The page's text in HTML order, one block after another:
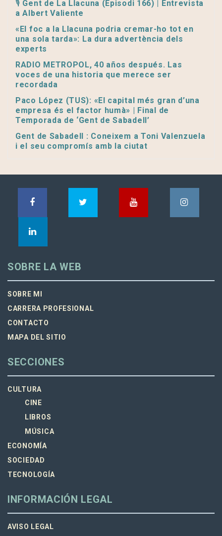
🎙️ Gent de La Llacuna (Episodi 166) | Entrevista
a Albert Valiente
«El foc a la Llacuna podria cremar-ho tot en
una sola tarda»: La dura advertència dels
experts
RADIO METROPOL, 40 años después. Las
voces de una historia que merece ser
recordada
Paco López (TUS): «El capital més gran d’una
empresa és el factor humà» | Final de
Temporada de ‘Gent de Sabadell’
Gent de Sabadell : Coneixem a Toni Valenzuela
i el seu compromís amb la ciutat
SOBRE LA WEB
SOBRE MI
CARRERA PROFESIONAL
CONTACTO
MAPA DEL SITIO
SECCIONES
CULTURA
CINE
LIBROS
MÚSICA
ECONOMÍA
SOCIEDAD
TECNOLOGÍA
INFORMACIÓN LEGAL
AVISO LEGAL